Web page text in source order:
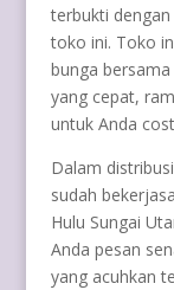
terbukti
toko ini. Toko
bunga
yang cepat,
untuk Anda
Dalam
sudah
Hulu Sungai
Anda pesan
yang acuhkan